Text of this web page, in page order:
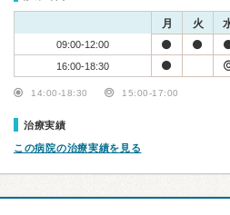
月 火
09:00-12:00
16:00-18:30
14:00-18:30 15:00-17:00
治療実績
この病院の治療実績を見る